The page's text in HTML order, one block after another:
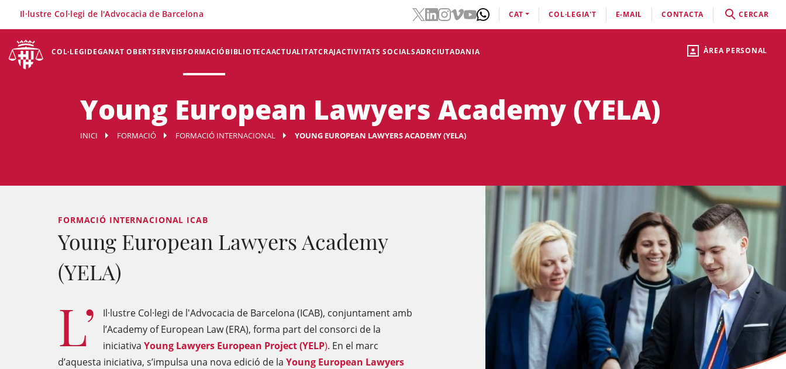
ÀREA PERSONAL
COL·LEGIDEGANAT OBERTSERVEISFORMACIÓBIBLIOTECAACTUALITATCRAJACTIVITATS SOCIALSADRCIUTADANIA
Il·lustre Col·legi de l'Advocacia de Barcelona CAT COL·LEGIA'T E-MAIL CONTACTA CERCAR
Young European Lawyers Academy (YELA)
INICI FORMACIÓ FORMACIÓ INTERNACIONAL YOUNG EUROPEAN LAWYERS ACADEMY (YELA)
FORMACIÓ INTERNACIONAL ICAB
Young European Lawyers Academy
(YELA)
L’
Il·lustre Col·legi de l'Advocacia de Barcelona (ICAB), conjuntament amb
l’Academy of European Law (ERA), forma part del consorci de la
iniciativa Young Lawyers European Project (YELP). En el marc
d’aquesta iniciativa, s’impulsa una nova edició de la Young European Lawyers